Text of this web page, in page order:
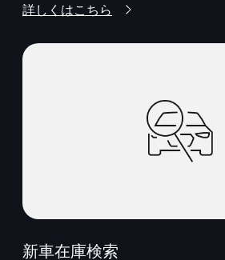
詳しくはこちら
新車在庫検索